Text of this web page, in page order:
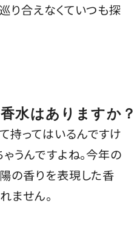
り合えなくていつも探
水はありますか？
持ってはいるんですけ
うんですよね。今年の
の香りを表現した香
ません。